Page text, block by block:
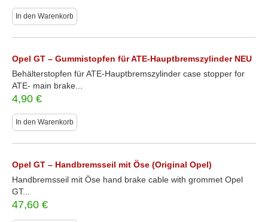
In den Warenkorb
Opel GT – Gummistopfen für ATE-Hauptbremszylinder NEU
Behälterstopfen für ATE-Hauptbremszylinder case stopper for
ATE- main brake...
4,90 €
In den Warenkorb
Opel GT – Handbremsseil mit Öse (Original Opel)
Handbremsseil mit Öse hand brake cable with grommet Opel
GT...
47,60 €